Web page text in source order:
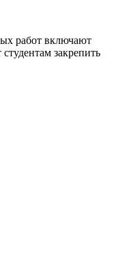
работ включают
закрепить